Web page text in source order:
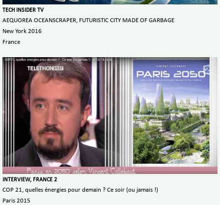
TECH INSIDER TV
AEQUOREA OCEANSCRAPER, FUTURISTIC CITY MADE OF GARBAGE
New York 2016
France
INTERVIEW, FRANCE 2
COP 21, quelles énergies pour demain ? Ce soir (ou jamais !)
Paris 2015